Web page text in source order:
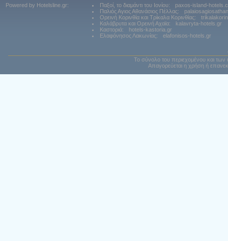
Powered by Hotelsline.gr: Παξοί, το διαμάντι του Ιονίου:
paxos-island-
Παλιός Αγιος Αθανάσιος Πέλλας:
Ορεινή Κορινθία και Τρίκαλα Κορινθίας:
Καλάβρυτα και Ορεινή Αχαϊα:
kalavryta-hotels.gr
Καστοριά:
hotels-kastoria.gr
Ελαφόνησος Λακωνίας:
elafonisos-hotels.gr
Το σύνολο του περιεχομένου και των
Απαγορεύεται η χρήση ή